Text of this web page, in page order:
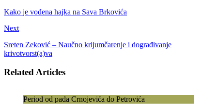
Kako je vođena hajka na Sava Brkovića
Next
Sreten Zeković – Naučno krijumčarenje i dograđivanje
krivotvorst(a)va
Related Articles
Period od pada Crnojevića do Petrovića